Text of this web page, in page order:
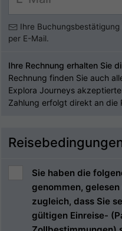
Ihre
per E-Mail.
Ihre Rechnung erhalten Sie
Rechnung finden Sie auch
Explora Journeys
Zahlung erfolgt direkt an die
Sie haben die
genommen,
zugleich, dass Sie
gültigen Einreise-